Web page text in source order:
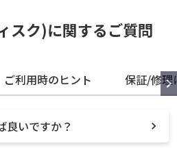
スク)に関するご質問
ご利用時のヒント 保証/修理
良いですか？